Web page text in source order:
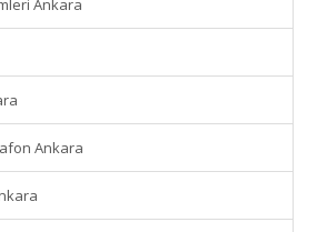
Ankara
Ankara